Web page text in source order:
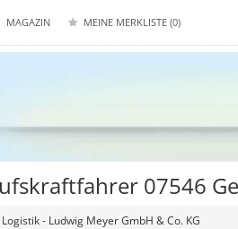
MAGAZIN MEINE MERKLISTE (0)
07546
- Ludwig Meyer GmbH & Co. KG